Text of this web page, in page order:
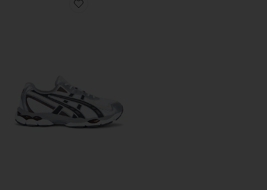
Favorite GEL-NYC 2055 スニーカー